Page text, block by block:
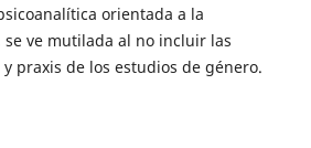
orientada a la
ve mutilada al no incluir las
praxis de los estudios de género.